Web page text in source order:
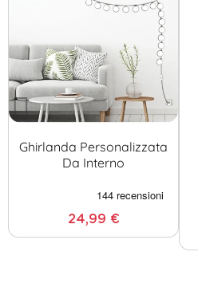
Ghirlanda Personalizzata
Da Interno
24,99 €